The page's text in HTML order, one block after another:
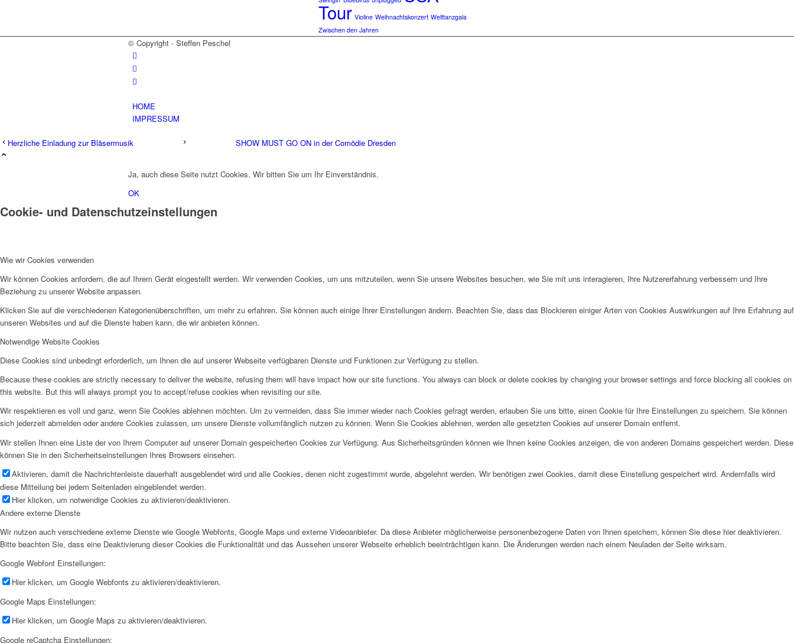
Tour Violine Weihnachtskonzert Welttanzgala
Zwischen den Jahren
© Copyright - Steffen Peschel
HOME
IMPRESSUM
Herzliche Einladung zur Bläsermusik SHOW MUST GO ON in der Comödie Dresden
Ja, auch diese Seite nutzt Cookies. Wir bitten Sie um Ihr Einverständnis.
OK
Cookie- und Datenschutzeinstellungen
Wie wir Cookies verwenden
Wir können Cookies anfordern, die auf Ihrem Gerät eingestellt werden. Wir verwenden Cookies, um uns mitzuteilen, wenn Sie unsere Websites besuchen, wie Sie mit uns interagieren, Ihre Nutzererfahrung verbessern und Ihre
Beziehung zu unserer Website anpassen.
Klicken Sie auf die verschiedenen Kategorienüberschriften, um mehr zu erfahren. Sie können auch einige Ihrer Einstellungen ändern. Beachten Sie, dass das Blockieren einiger Arten von Cookies Auswirkungen auf Ihre Erfahrung auf
unseren Websites und auf die Dienste haben kann, die wir anbieten können.
Notwendige Website Cookies
Diese Cookies sind unbedingt erforderlich, um Ihnen die auf unserer Webseite verfügbaren Dienste und Funktionen zur Verfügung zu stellen.
Because these cookies are strictly necessary to deliver the website, refusing them will have impact how our site functions. You always can block or delete cookies by changing your browser settings and force blocking all cookies on
this website. But this will always prompt you to accept/refuse cookies when revisiting our site.
Wir respektieren es voll und ganz, wenn Sie Cookies ablehnen möchten. Um zu vermeiden, dass Sie immer wieder nach Cookies gefragt werden, erlauben Sie uns bitte, einen Cookie für Ihre Einstellungen zu speichern. Sie können
sich jederzeit abmelden oder andere Cookies zulassen, um unsere Dienste vollumfänglich nutzen zu können. Wenn Sie Cookies ablehnen, werden alle gesetzten Cookies auf unserer Domain entfernt.
Wir stellen Ihnen eine Liste der von Ihrem Computer auf unserer Domain gespeicherten Cookies zur Verfügung. Aus Sicherheitsgründen können wie Ihnen keine Cookies anzeigen, die von anderen Domains gespeichert werden. Diese
können Sie in den Sicherheitseinstellungen Ihres Browsers einsehen.
Aktivieren, damit die Nachrichtenleiste dauerhaft ausgeblendet wird und alle Cookies, denen nicht zugestimmt wurde, abgelehnt werden. Wir benötigen zwei Cookies, damit diese Einstellung gespeichert wird. Andernfalls wird
diese Mitteilung bei jedem Seitenladen eingeblendet werden.
Hier klicken, um notwendige Cookies zu aktivieren/deaktivieren.
Andere externe Dienste
Wir nutzen auch verschiedene externe Dienste wie Google Webfonts, Google Maps und externe Videoanbieter. Da diese Anbieter möglicherweise personenbezogene Daten von Ihnen speichern, können Sie diese hier deaktivieren.
Bitte beachten Sie, dass eine Deaktivierung dieser Cookies die Funktionalität und das Aussehen unserer Webseite erheblich beeinträchtigen kann. Die Änderungen werden nach einem Neuladen der Seite wirksam.
Google Webfont Einstellungen:
Hier klicken, um Google Webfonts zu aktivieren/deaktivieren.
Google Maps Einstellungen:
Hier klicken, um Google Maps zu aktivieren/deaktivieren.
Google reCaptcha Einstellungen: